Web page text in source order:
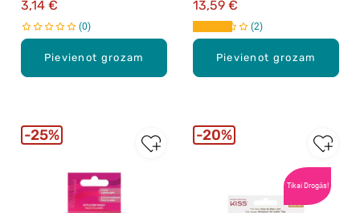
Pievienot grozam
3,14 €
0
Pievienot grozam
13,59 €
2
25%
Tikai Drogās!
20%